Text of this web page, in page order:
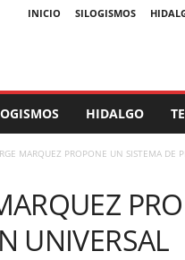
INICIO SILOGISMOS
HIDALGO
MARQUEZ PROPONE UN SISTEMA DE
UNIVERSAL